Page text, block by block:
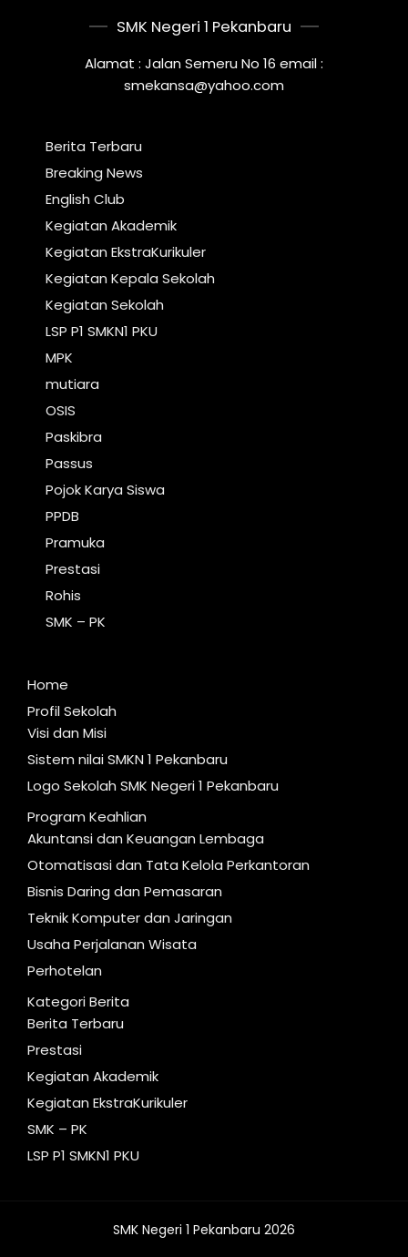
SMK Negeri 1 Pekanbaru
Alamat : Jalan Semeru No 16 email :
smekansa@yahoo.com
Berita Terbaru
Breaking News
English Club
Kegiatan Akademik
Kegiatan EkstraKurikuler
Kegiatan Kepala Sekolah
Kegiatan Sekolah
LSP P1 SMKN1 PKU
MPK
mutiara
OSIS
Paskibra
Passus
Pojok Karya Siswa
PPDB
Pramuka
Prestasi
Rohis
SMK – PK
Home
Profil Sekolah
Visi dan Misi
Sistem nilai SMKN 1 Pekanbaru
Logo Sekolah SMK Negeri 1 Pekanbaru
Program Keahlian
Akuntansi dan Keuangan Lembaga
Otomatisasi dan Tata Kelola Perkantoran
Bisnis Daring dan Pemasaran
Teknik Komputer dan Jaringan
Usaha Perjalanan Wisata
Perhotelan
Kategori Berita
Berita Terbaru
Prestasi
Kegiatan Akademik
Kegiatan EkstraKurikuler
SMK – PK
LSP P1 SMKN1 PKU
SMK Negeri 1 Pekanbaru 2026